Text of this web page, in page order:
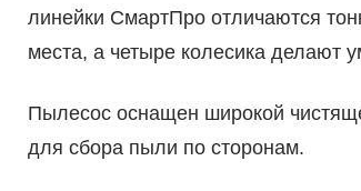
линейки СмартПро отличаются
места, а четыре колесика делают
Пылесос оснащен широкой
для сбора пыли по сторонам.